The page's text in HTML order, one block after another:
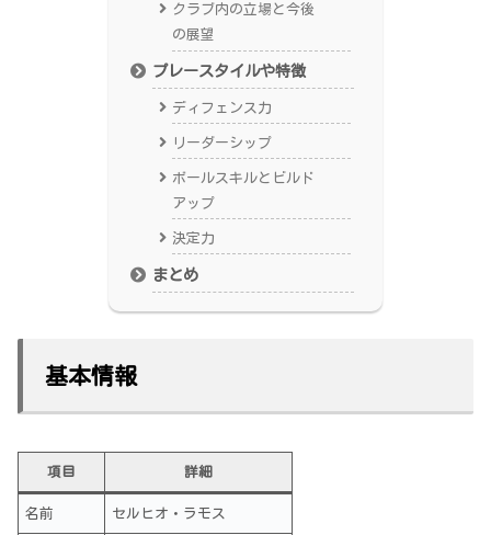
クラブ内の立場と今後
の展望
プレースタイルや特徴
ディフェンス力
リーダーシップ
ボールスキルとビルド
アップ
決定力
まとめ
基本情報
項目 詳細
名前 セルヒオ・ラモス